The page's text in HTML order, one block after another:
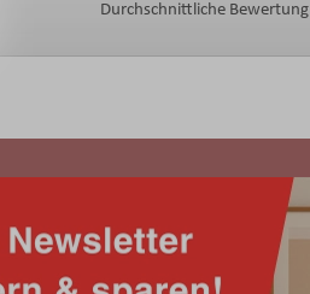
Durchschnittliche Bewertung